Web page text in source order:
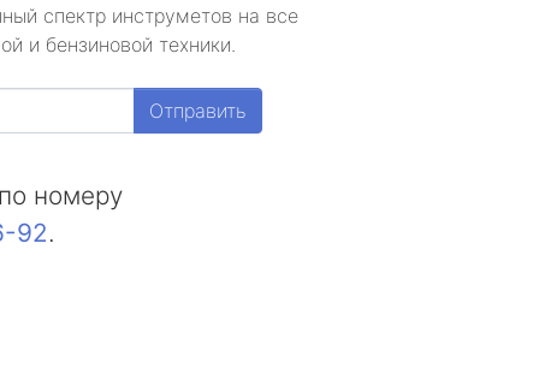
спектр инструметов на все
и бензиновой техники.
Отправить
номеру
92.